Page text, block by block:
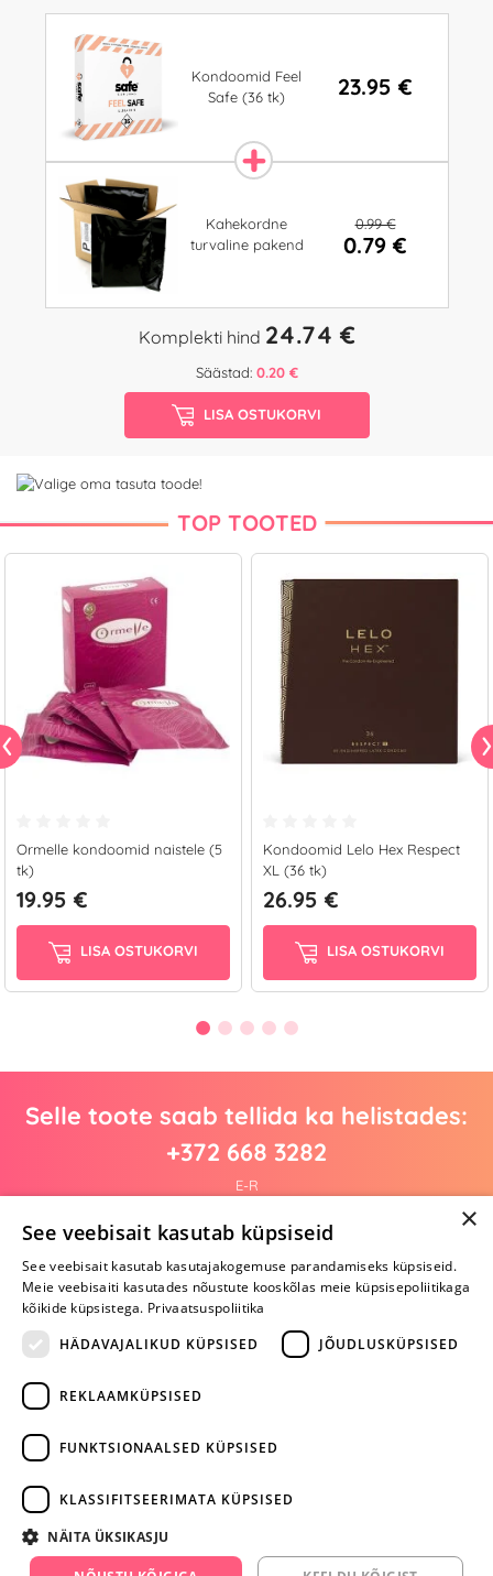
Kondoomid Feel
Safe (36 tk)
23.95 €
Kahekordne
turvaline pakend
0.99 €
0.79 €
Komplekti hind 24.74 €
Säästad: 0.20 €
LISA OSTUKORVI
TOP TOOTED
Ormelle kondoomid naistele (5
tk)
19.95 €
LISA OSTUKORVI
Kondoomid Lelo Hex Respect
XL (36 tk)
26.95 €
LISA OSTUKORVI
Selle toote saab tellida ka helistades:
+372 668 3282
E-R
Arvustusi veel pole
Ole esimene!
Kirjuta arvustus ja SAA KINGITUS!
+372 668 3282
info@yesyes.ee
facebook.com/yesyes.ee
×
See veebisait kasutab küpsiseid
See veebisait kasutab kasutajakogemuse parandamiseks küpsiseid.
Meie veebisaiti kasutades nõustute kooskõlas meie küpsisepoliitikaga
kõikide küpsistega. Privaatsuspoliitika
HÄDAVAJALIKUD KÜPSISED
JÕUDLUSKÜPSISED
REKLAAMKÜPSISED
FUNKTSIONAALSED KÜPSISED
KLASSIFITSEERIMATA KÜPSISED
NÄITA ÜKSIKASJU